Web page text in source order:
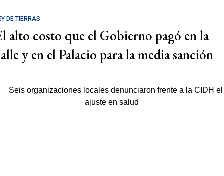
DE TIERRAS
alto costo que el Gobierno pagó en la
y en el Palacio para la media sanción